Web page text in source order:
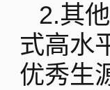
2.其
式高水
优秀生